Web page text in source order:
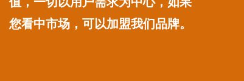
您看中市场，可以加盟我们品牌。